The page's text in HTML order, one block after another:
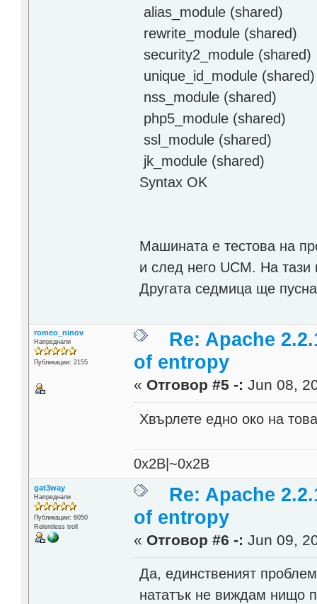
alias_module (shared)
rewrite_module (shared)
security2_module (shared)
unique_id_module (shared)
nss_module (shared)
php5_module (shared)
ssl_module (shared)
jk_module (shared)
Syntax OK
Машината е тестова на
и след него UCM. На
Другата седмица ще
romeo_ninov
Напреднали
Публикации: 2155
Re: Apache
of entropy
« Отговор #5 -: Jun 08,
Хвърлете едно око на
0x2B|~0x2B
gat3way
Напреднали
Публикации: 6050
Relentless troll
Re: Apache
of entropy
« Отговор #6 -: Jun 09,
Да, единственият
нататък не виждам нищо